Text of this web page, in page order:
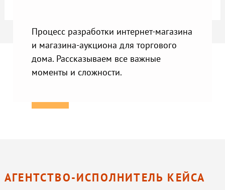
Процесс разработки интернет-магазина
и магазина-аукциона для торгового
дома. Рассказываем все важные
моменты и сложности.
АГЕНТСТВО-ИСПОЛНИТЕЛЬ КЕЙСА